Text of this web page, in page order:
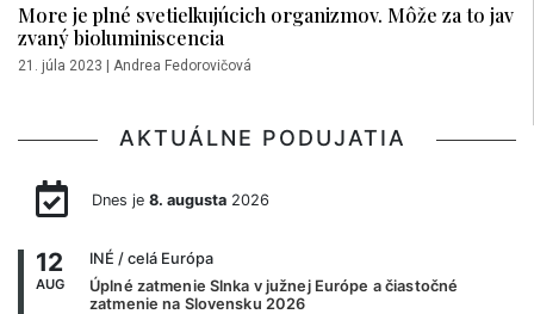
More je plné svetielkujúcich organizmov. Môže za to jav
zvaný bioluminiscencia
21. júla 2023 Andrea Fedorovičová
AKTUÁLNE PODUJATIA
Dnes je 8. augusta2026
12
AUG
INÉ / celá Európa
Úplné zatmenie Slnka v južnej Európe a čiastočné
zatmenie na Slovensku 2026